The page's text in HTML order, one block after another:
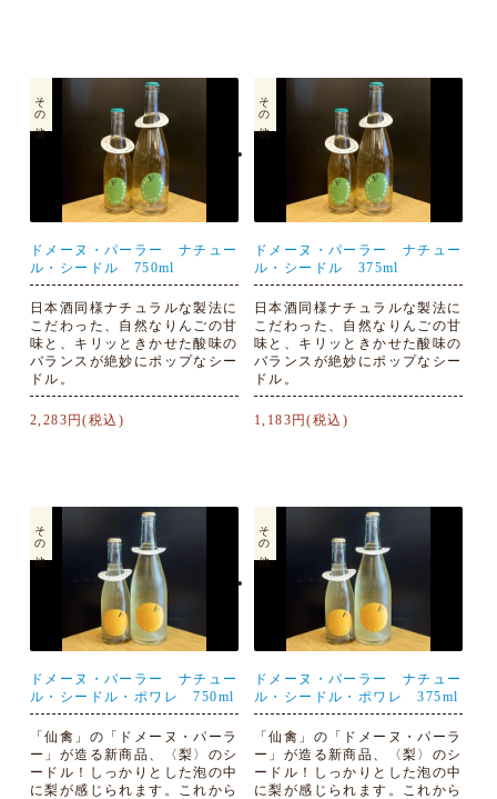
その他
ドメーヌ・パーラー ナチュー
ル・シードル 750ml
日本酒同様ナチュラルな製法に
こだわった、自然なりんごの甘
味と、キリッときかせた酸味の
バランスが絶妙にポップなシー
ドル。
2,283円(税込)
その他
ドメーヌ・パーラー ナチュー
ル・シードル 375ml
日本酒同様ナチュラルな製法に
こだわった、自然なりんごの甘
味と、キリッときかせた酸味の
バランスが絶妙にポップなシー
ドル。
1,183円(税込)
その他
ドメーヌ・パーラー ナチュー
ル・シードル・ポワレ 750ml
「仙禽」の「ドメーヌ・パーラ
ー」が造る新商品、〈梨〉のシ
ードル！しっかりとした泡の中
に梨が感じられます。これから
その他
ドメーヌ・パーラー ナチュー
ル・シードル・ポワレ 375ml
「仙禽」の「ドメーヌ・パーラ
ー」が造る新商品、〈梨〉のシ
ードル！しっかりとした泡の中
に梨が感じられます。これから